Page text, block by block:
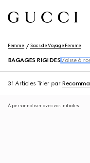
Femme Sacs de Voyage Femme
BAGAGES RIGIDES Valise à
31 Articles Trier par
À personnaliser avec vos initiales